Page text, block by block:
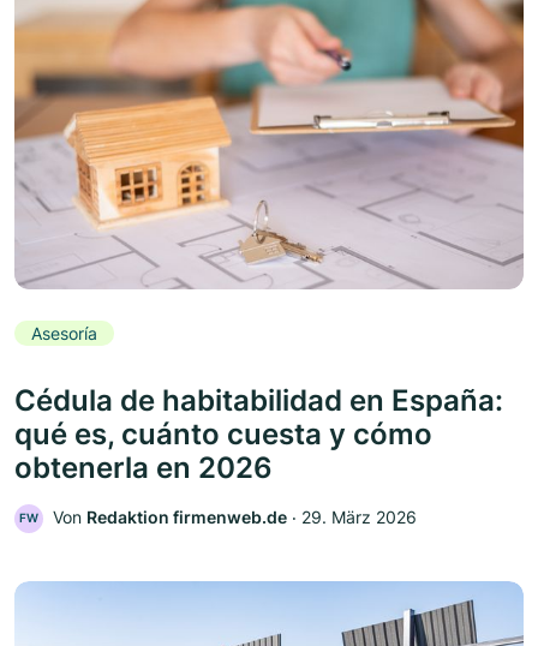
Asesoría
Cédula de habitabilidad en España:
qué es, cuánto cuesta y cómo
obtenerla en 2026
FW Von Redaktion firmenweb.de ‧ 29. März 2026